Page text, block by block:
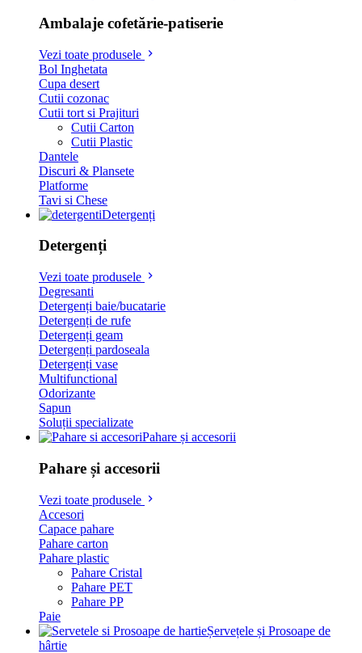
Ambalaje cofetărie-patiserie
Vezi toate produsele
Bol Inghetata
Cupa desert
Cutii cozonac
Cutii tort si Prajituri
Cutii Carton
Cutii Plastic
Dantele
Discuri & Plansete
Platforme
Tavi si Chese
Detergenți
Detergenți
Vezi toate produsele
Degresanti
Detergenți baie/bucatarie
Detergenți de rufe
Detergenți geam
Detergenți pardoseala
Detergenți vase
Multifunctional
Odorizante
Sapun
Soluții specializate
Pahare și accesorii
Pahare și accesorii
Vezi toate produsele
Accesori
Capace pahare
Pahare carton
Pahare plastic
Pahare Cristal
Pahare PET
Pahare PP
Paie
Șervețele și Prosoape de
hârtie